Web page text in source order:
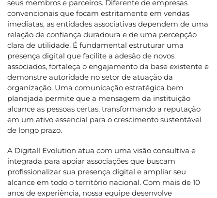
seus membros e parceiros. Diferente de empresas
convencionais que focam estritamente em vendas
imediatas, as entidades associativas dependem de uma
relação de confiança duradoura e de uma percepção
clara de utilidade. É fundamental estruturar uma
presença digital que facilite a adesão de novos
associados, fortaleça o engajamento da base existente e
demonstre autoridade no setor de atuação da
organização. Uma comunicação estratégica bem
planejada permite que a mensagem da instituição
alcance as pessoas certas, transformando a reputação
em um ativo essencial para o crescimento sustentável
de longo prazo.
A Digitall Evolution atua com uma visão consultiva e
integrada para apoiar associações que buscam
profissionalizar sua presença digital e ampliar seu
alcance em todo o território nacional. Com mais de 10
anos de experiência, nossa equipe desenvolve